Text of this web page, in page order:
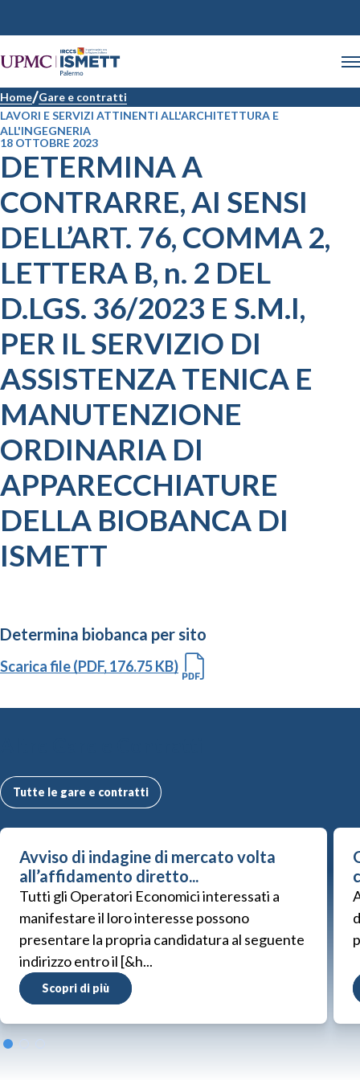
Home Gare e contratti
LAVORI E SERVIZI ATTINENTI ALL'ARCHITETTURA E
ALL'INGEGNERIA
18 OTTOBRE 2023
DETERMINA A
CONTRARRE, AI SENSI
DELL’ART. 76, COMMA 2,
LETTERA B, n. 2 DEL
D.LGS. 36/2023 E S.M.I,
PER IL SERVIZIO DI
ASSISTENZA TENICA E
MANUTENZIONE
ORDINARIA DI
APPARECCHIATURE
DELLA BIOBANCA DI
ISMETT
Determina biobanca per sito
Scarica file (PDF, 176.75 KB)
Tutte le gare e contratti
Avviso di indagine di mercato volta
all’affidamento diretto...
Tutti gli Operatori Economici interessati a
manifestare il loro interesse possono
presentare la propria candidatura al seguente
indirizzo entro il [&h...
Scopri di più